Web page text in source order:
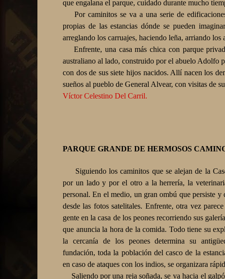
que engalana el parque, cuidado durante mucho
Por caminitos se va a una serie de
propias de las estancias dónde se pueden
arreglando los carruajes, haciendo leña, arriando
Enfrente, una casa más chica con parque
australiano al lado, construido por el abuelo Adolfo
con dos de sus siete hijos nacidos. Allí nacen los
sueños al pueblo de General Alvear, con visitas de
Víctor Celestino Del Carril.
PARQUE GRANDE DE HERMOSOS
Siguiendo los caminitos que se alejan de la
por un lado y por el otro a la herrería, la
personal. En el medio, un gran ombú que persiste y
desde las fotos satelitales. Enfrente, otra vez
gente en la casa de los peones recorriendo sus
que anuncia la hora de la comida. Todo tiene su
la cercanía de los peones determina su
fundación, toda la población del casco de la
en caso de ataques con los indios, se organizara
Saliendo por una reja soñada, se va hacia el